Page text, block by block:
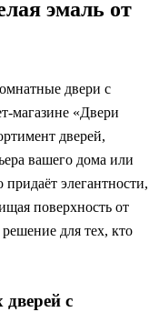
эмаль от
двери с
магазине «Двери
дверей,
вашего дома или
придаёт элегантности,
поверхность от
для тех, кто
с